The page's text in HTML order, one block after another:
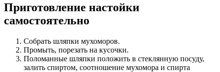
Приготовление настойки
самостоятельно
Собрать шляпки мухоморов.
Промыть, порезать на кусочки.
Поломанные шляпки положить в стеклянную посуду,
залить спиртом, соотношение мухомора и спирта